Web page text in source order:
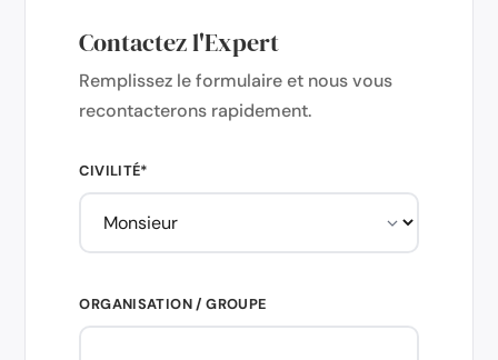
Contactez l'Expert
Remplissez le formulaire et nous vous
recontacterons rapidement.
CIVILITÉ*
ORGANISATION / GROUPE